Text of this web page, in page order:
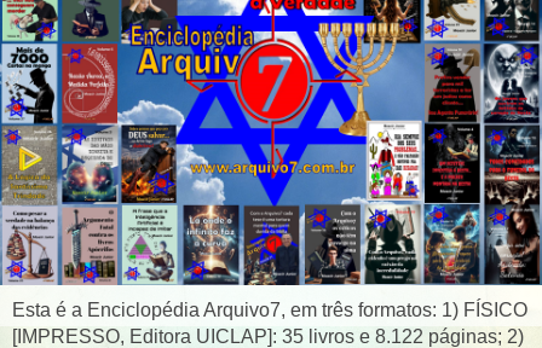
Esta é a Enciclopédia Arquivo7, em três formatos: 1) FÍSICO
[IMPRESSO, Editora UICLAP]: 35 livros e 8.122 páginas; 2)